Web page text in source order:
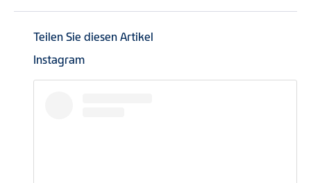
Teilen Sie diesen Artikel
Instagram